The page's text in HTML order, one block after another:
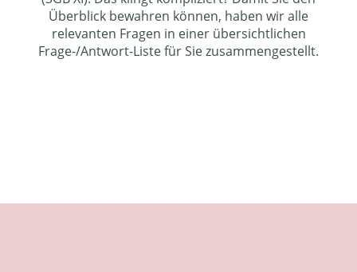
Überblick bewahren können, haben wir alle
relevanten Fragen in einer übersichtlichen
Frage-/Antwort-Liste für Sie zusammengestellt.